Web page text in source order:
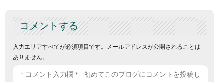
コメントする
入力エリアすべてが必須項目です。メールアドレスが公開されることは
ありません。